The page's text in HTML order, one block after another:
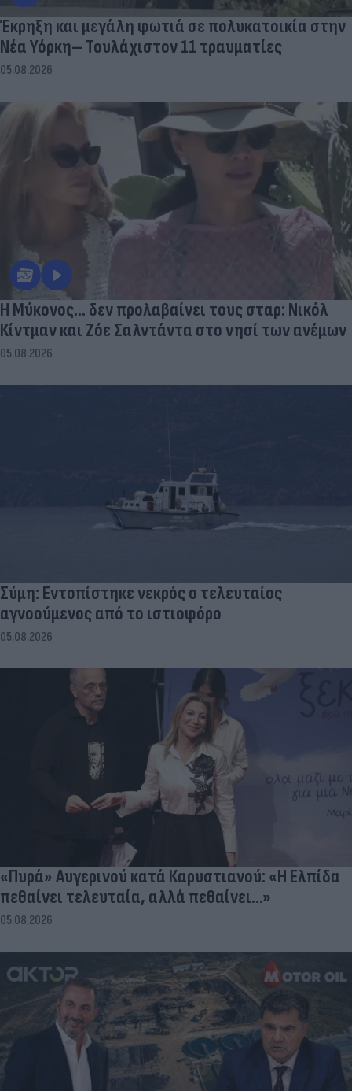
Έκρηξη και μεγάλη φωτιά σε πολυκατοικία στην
Νέα Υόρκη– Τουλάχιστον 11 τραυματίες
05.08.2026
Η Μύκονος... δεν προλαβαίνει τους σταρ: Νικόλ
Κίντμαν και Ζόε Σαλντάντα στο νησί των ανέμων
05.08.2026
Σύμη: Εντοπίστηκε νεκρός ο τελευταίος
αγνοούμενος από το ιστιοφόρο
05.08.2026
«Πυρά» Αυγερινού κατά Καρυστιανού: «Η Ελπίδα
πεθαίνει τελευταία, αλλά πεθαίνει...»
05.08.2026